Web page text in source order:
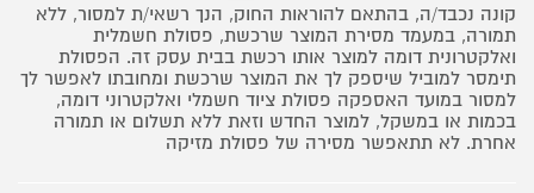
קונה נכבד/ה, בהתאם להוראות החוק, הנך רשאי/ת למסור, ללא
תמורה, במעמד מסירת המוצר שרכשת, פסולת חשמלית
ואלקטרונית דומה למוצר אותו רכשת בבית עסק זה. הפסולת
תימסר למוביל שיספק לך את המוצר שרכשת ומחובתו לאפשר לך
למסור במועד האספקה פסולת ציוד חשמלי ואלקטרוני דומה,
בכמות או במשקל, למוצר החדש וזאת ללא תשלום או תמורה
אחרת. לא תתאפשר מסירה של פסולת מזיקה